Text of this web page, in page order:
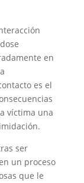
en
es el
víctima una
ser
un proceso
que le